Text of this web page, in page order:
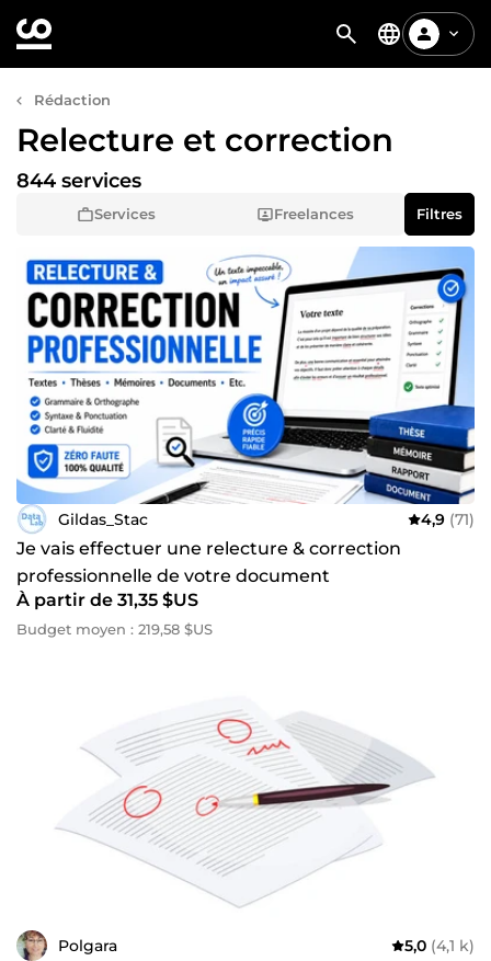
Rédaction
Relecture et correction
Services Freelances
844 services
Filtres
Gildas_Stac 4,9 (71)
Je vais effectuer une relecture & correction
professionnelle de votre document
À partir de 31,35 $US
Budget moyen : 219,58 $US
Polgara 5,0 (4,1 k)